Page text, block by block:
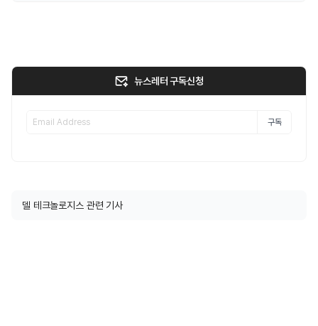
뉴스레터 구독신청
구독
델 테크놀로지스 관련 기사